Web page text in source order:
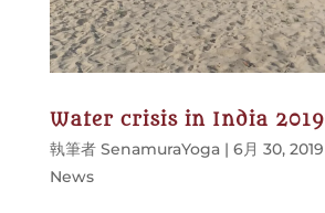
Water crisis in India 2019
執筆者 SenamuraYoga| 6月 30, 2019
News